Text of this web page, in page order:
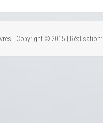
- Copyright © 2015 | Réalisation: